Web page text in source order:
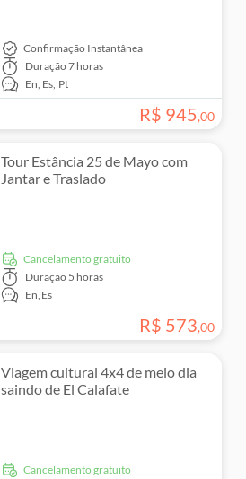
Confirmação Instantânea
Duração7 horas
En, Es, Pt
R$ 945,00
Tour Estância 25 de Mayo com
Jantar e Traslado
Cancelamento gratuito
Duração 5 horas
En,Es
R$ 573,00
Viagem cultural 4x4 de meio dia
saindo de El Calafate
Cancelamento gratuito